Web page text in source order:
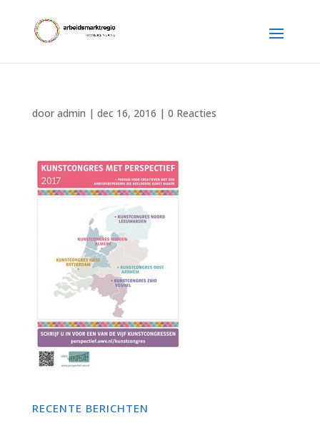
door admin | dec 16, 2016 | 0 Reacties
RECENTE BERICHTEN